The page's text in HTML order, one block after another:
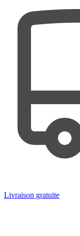
Livraison gratuite